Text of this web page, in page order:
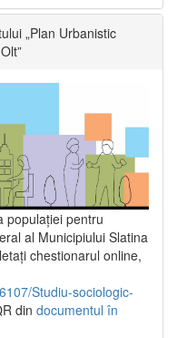
„Plan Urbanistic
populaţiei pentru
al Municipiului Slatina
chestionarul online,
Studiu-sociologic-
din documentul în